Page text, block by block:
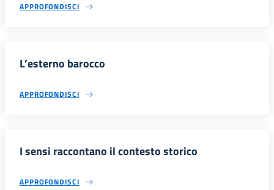
APPROFONDISCI
L’esterno barocco
APPROFONDISCI
I sensi raccontano il contesto storico
APPROFONDISCI